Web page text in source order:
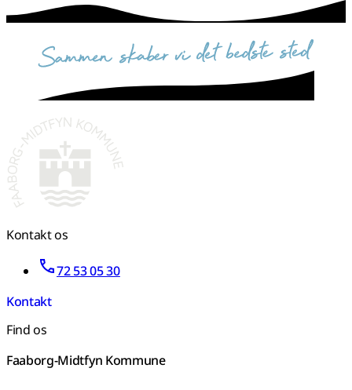
sammen skaber vi det bedste sted
Kontakt os
72 53 05 30
Kontakt
Find os
Faaborg-Midtfyn Kommune